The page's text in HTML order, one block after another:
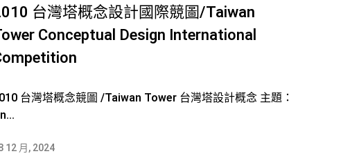
台灣塔概念設計國際競圖/Taiwan
Conceptual Design International
台灣塔概念競圖 /Taiwan Tower 台灣塔設計概念 主題：
12 月, 2024